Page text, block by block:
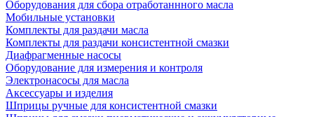
Оборудования для сбора отработаннного масла
Мобильные установки
Комплекты для раздачи масла
Комплекты для раздачи консистентной смазки
Диафрагменные насосы
Оборудование для измерения и контроля
Электронасосы для масла
Аксессуары и изделия
Шприцы ручные для консистентной смазки